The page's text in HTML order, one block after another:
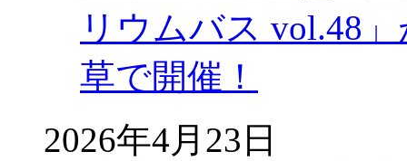
リウムバス vol.48
草で開催！
2026年4月23日